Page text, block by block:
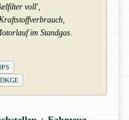
voll',
im Standgas.